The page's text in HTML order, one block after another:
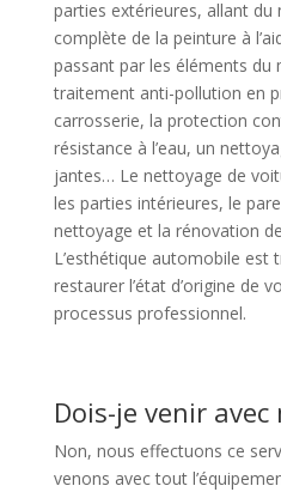
parties extérieures, allant
complète de la peinture à
passant par les éléments
traitement anti-pollution en
carrosserie, la protection
résistance à l’eau, un
jantes… Le nettoyage de
les parties intérieures, le
nettoyage et la rénovation
L’esthétique automobile est
restaurer l’état d’origine de
processus professionnel.
Dois-je venir
Non, nous effectuons ce
venons avec tout